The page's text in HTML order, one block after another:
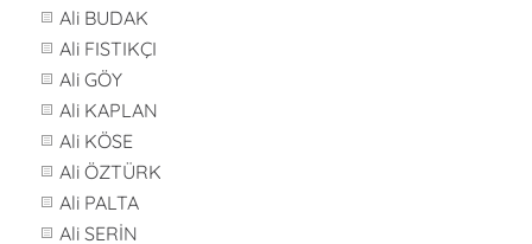
Ali BUDAK
Ali FISTIKÇI
Ali GÖY
Ali KAPLAN
Ali KÖSE
Ali ÖZTÜRK
Ali PALTA
Ali SERİN